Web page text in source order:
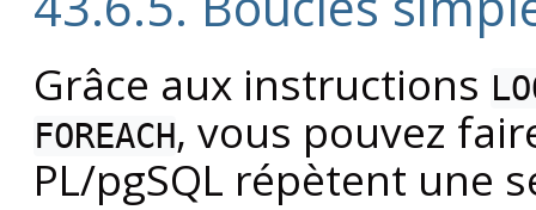
Grâce aux instructions
FOREACH, vous pouvez
PL/pgSQL répètent une